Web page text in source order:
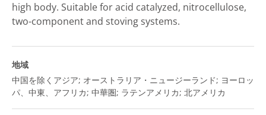
high body. Suitable for acid catalyzed, nitrocellulose,
two-component and stoving systems.
地域
中国を除くアジア; オーストラリア・ニュージーランド; ヨーロッ
パ、中東、アフリカ; 中華圏; ラテンアメリカ; 北アメリカ